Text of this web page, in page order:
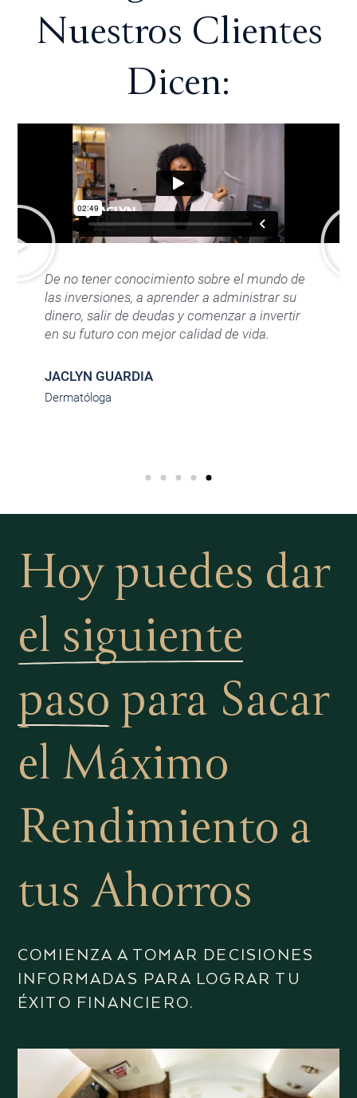
Nuestros Clientes
Dicen:
De no tener conocimiento sobre el mundo de
las inversiones, a aprender a administrar su
dinero, salir de deudas y comenzar a invertir
en su futuro con mejor calidad de vida.
JACLYN GUARDIA
Dermatóloga
Hoy puedes dar
el siguiente
paso para Sacar
el Máximo
Rendimiento a
tus Ahorros
COMIENZA A TOMAR DECISIONES
INFORMADAS PARA LOGRAR TU
ÉXITO FINANCIERO.